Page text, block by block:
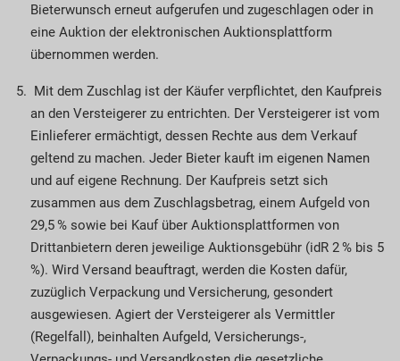
Bieter­wunsch erneut aufgerufen und zugeschlagen oder in
eine Auktion der elektronischen Auktions­plattform
übernommen werden.
Mit dem Zuschlag ist der Käufer verpflichtet, den Kaufpreis
an den Versteigerer zu entrichten. Der Versteigerer ist vom
Einlieferer ermächtigt, dessen Rechte aus dem Verkauf
geltend zu machen. Jeder Bieter kauft im eigenen Namen
und auf eigene Rechnung. Der Kaufpreis setzt sich
zusammen aus dem Zuschlagsbetrag, einem Aufgeld von
29,5 % sowie bei Kauf über Auktions­plattformen von
Drittanbietern deren jeweilige Auktionsgebühr (idR 2 % bis 5
%). Wird Versand beauftragt, werden die Kosten dafür,
zuzüglich Verpackung und Versicherung, gesondert
ausgewiesen. Agiert der Versteigerer als Vermittler
(Regelfall), beinhalten Aufgeld, Versicherungs-,